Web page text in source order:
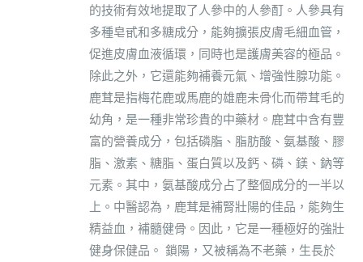
的技術有效地提取了人參中的人參酊。人參具有
多種皂甙和多糖成分，能夠擴張皮膚毛細血管，
促進皮膚血液循環，同時也是護膚美容的極品。
除此之外，它還能夠補養元氣、增強性腺功能。
鹿茸是指梅花鹿或馬鹿的雄鹿未骨化而帶茸毛的
幼角，是一種非常珍貴的中藥材。鹿茸中含有豐
富的營養成分，包括磷脂、脂肪酸、氨基酸、膠
脂、激素、糖脂、蛋白質以及鈣、磷、鎂、鈉等
元素。其中，氨基酸成分占了整個成分的一半以
上。中醫認為，鹿茸是補腎壯陽的佳品，能夠生
精益血，補髓健骨。因此，它是一種極好的強壯
健身保健品。 鎖陽，又被稱為不老藥，生長於